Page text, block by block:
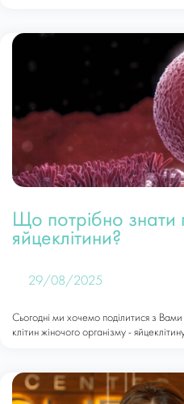
Що потрібно знати
яйцеклітини?
29/08/2025
Сьогодні ми хочемо поділитися з
клітин жіночого організму -